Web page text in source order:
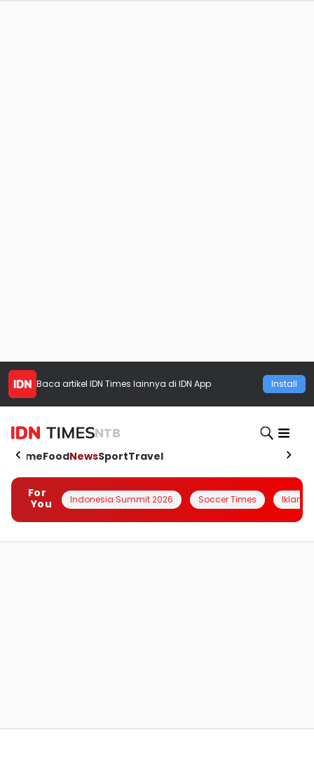
Baca artikel IDN Times lainnya di IDN App Install
NTB
HomeFoodNewsSportTravel
For
You
Indonesia Summit 2026 Soccer Times Iklanin